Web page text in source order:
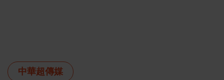
中華超傳媒